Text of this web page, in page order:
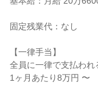
固定残業代：なし
【一律手当】
全員に一律で支払われ
1ヶ月あたり8万円 〜